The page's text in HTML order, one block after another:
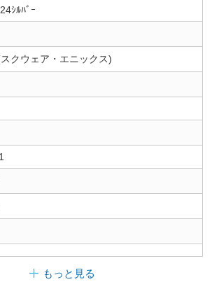
ｼﾙﾊﾞｰ
クウェア・エニックス)
もっと見る